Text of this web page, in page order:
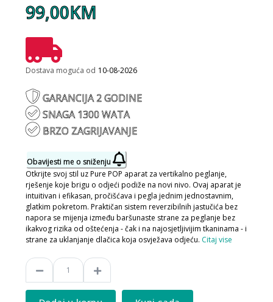
99,00KM
Dostava moguća od 10-08-2026
GARANCIJA 2 GODINE
SNAGA 1300 WATA
BRZO ZAGRIJAVANJE
Obavijesti me o sniženju
Otkrijte svoj stil uz Pure POP aparat za vertikalno peglanje,
rješenje koje brigu o odjeći podiže na novi nivo. Ovaj aparat je
intuitivan i efikasan, pročišćava i pegla jednim jednostavnim,
glatkim pokretom. Praktičan sistem reverzibilnih jastučića bez
napora se mijenja između baršunaste strane za peglanje bez
ikakvog rizika od oštećenja - čak i na najosjetljivijim tkaninama - i
strane za uklanjanje dlačica koja osvježava odjeću. Citaj vise